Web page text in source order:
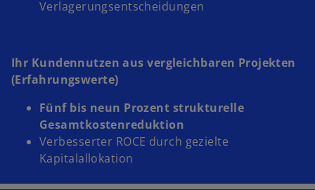
Verlagerungsentscheidungen
Ihr Kundennutzen aus vergleichbaren Projekten
(Erfahrungswerte)
Fünf bis neun Prozent strukturelle
Gesamtkostenreduktion
Verbesserter ROCE durch gezielte
Kapitalallokation